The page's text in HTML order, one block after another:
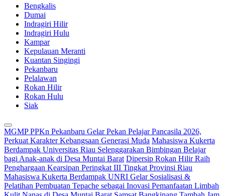
Bengkalis
Dumai
Indragiri Hilir
Indragiri Hulu
Kampar
Kepulauan Meranti
Kuantan Singingi
Pekanbaru
Pelalawan
Rokan Hilir
Rokan Hulu
Siak
MGMP PPKn Pekanbaru Gelar Pekan Pelajar Pancasila 2026,
Perkuat Karakter Kebangsaan Generasi Muda Mahasiswa Kukerta
Berdampak Universitas Riau Selenggarakan Bimbingan Belajar
bagi Anak-anak di Desa Muntai Barat Dipersip Rokan Hilir Raih
Penghargaan Kearsipan Peringkat III Tingkat Provinsi Riau
Mahasiswa Kukerta Berdampak UNRI Gelar Sosialisasi &
Pelatihan Pembuatan Tepache sebagai Inovasi Pemanfaatan Limbah